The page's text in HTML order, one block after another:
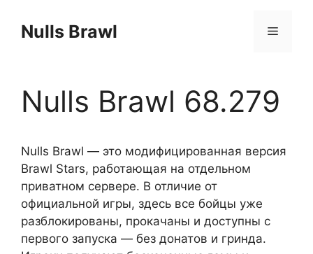
содержимому
Nulls Brawl Меню
Nulls Brawl 68.279
Nulls Brawl — это модифицированная версия
Brawl Stars, работающая на отдельном
приватном сервере. В отличие от
официальной игры, здесь все бойцы уже
разблокированы, прокачаны и доступны с
первого запуска — без донатов и гринда.